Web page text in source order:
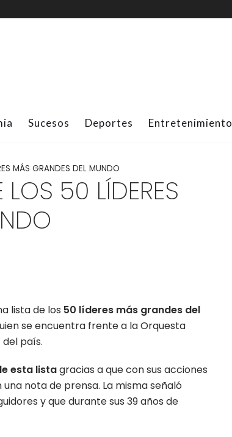
Sucesos Deportes Entretenimiento
MÁS GRANDES DEL MUNDO
LOS 50 LÍDERES
lista de los 50 líderes más grandes del
se encuentra frente a la Orquesta
país.
esta listagracias a que con sus acciones
nota de prensa. La misma señaló
y que durante sus 39 años de